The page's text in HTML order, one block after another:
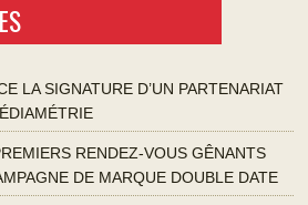
LA SIGNATURE D’UN PARTENARIAT
RENDEZ-VOUS GÊNANTS
DE MARQUE DOUBLE DATE